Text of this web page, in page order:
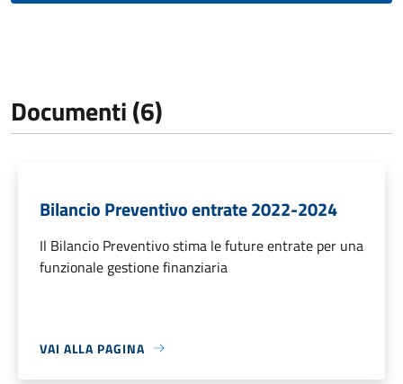
Documenti (6)
Bilancio Preventivo entrate 2022-2024
Il Bilancio Preventivo stima le future entrate per una
funzionale gestione finanziaria
VAI ALLA PAGINA